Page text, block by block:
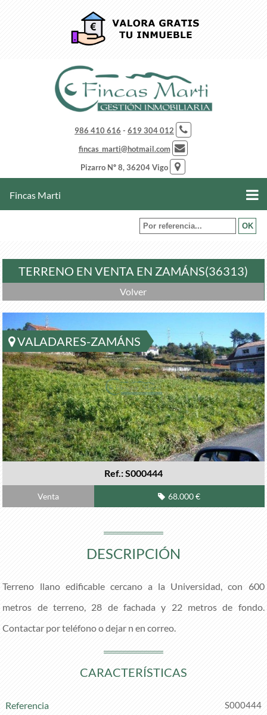
986 410 616 - 619 304 012
fincas_marti@hotmail.com
Pizarro Nº 8, 36204 Vigo
Fincas Marti
TERRENO EN VENTA EN ZAMÁNS(36313)
Volver
VALADARES-ZAMÁNS
Ref.: S000444
Venta 68.000 €
DESCRIPCIÓN
Terreno llano edificable cercano a la Universidad, con 600
metros de terreno, 28 de fachada y 22 metros de fondo.
Contactar por teléfono o dejar n en correo.
CARACTERÍSTICAS
Referencia S000444